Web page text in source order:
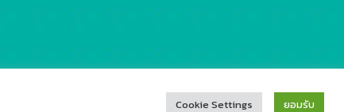
Cookie Settings ยอมรับ